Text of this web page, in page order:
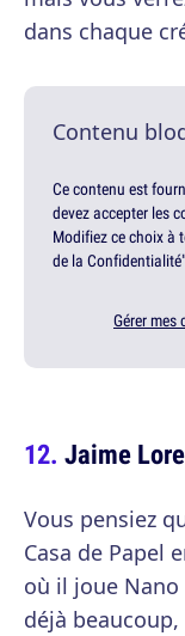
dans chaque
Contenu
Ce contenu est
devez accepter les
Modifiez ce choix à
de la
Gérer mes
Jaime
Vous pensiez
Casa de Papel
où il joue Nano
déjà